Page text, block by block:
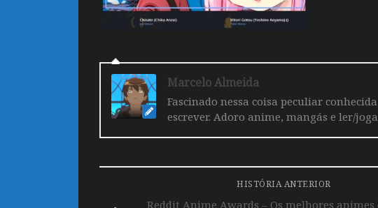
Marcelo Almeida
Fascinado nessa coisa peculiar
escrever. Adoro anime, mangás e ler/
HISTÓRIA ANTERIOR
Reddit Anime Awards – Os melhores animes